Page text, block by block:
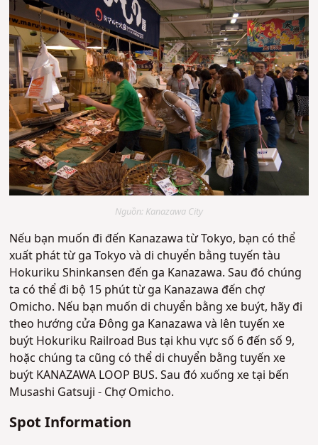
Nguồn: Kanazawa City
Nếu bạn muốn đi đến Kanazawa từ Tokyo, bạn có thể
xuất phát từ ga Tokyo và di chuyển bằng tuyến tàu
Hokuriku Shinkansen đến ga Kanazawa. Sau đó chúng
ta có thể đi bộ 15 phút từ ga Kanazawa đến chợ
Omicho. Nếu bạn muốn di chuyển bằng xe buýt, hãy đi
theo hướng cửa Đông ga Kanazawa và lên tuyến xe
buýt Hokuriku Railroad Bus tại khu vực số 6 đến số 9,
hoặc chúng ta cũng có thể di chuyển bằng tuyến xe
buýt KANAZAWA LOOP BUS. Sau đó xuống xe tại bến
Musashi Gatsuji - Chợ Omicho.
Spot Information